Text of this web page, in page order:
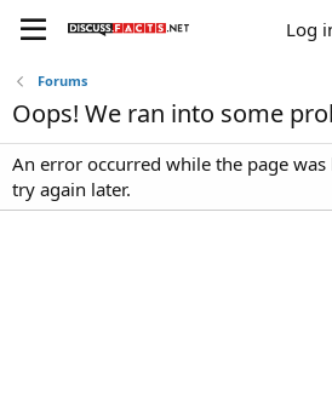
Log
Forums
Oops! We ran into some
An error occurred while the page was
try again later.